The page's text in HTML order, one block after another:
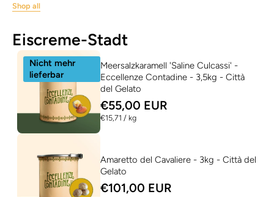
Shop all
Eiscreme-Stadt
Nicht mehr
lieferbar
Meersalzkaramell 'Saline Culcassi' -
Eccellenze Contadine - 3,5kg - Città
del Gelato
€55,00 EUR
€15,71 / per
kg
Amaretto del Cavaliere - 3kg - Città del
Gelato
€101,00 EUR